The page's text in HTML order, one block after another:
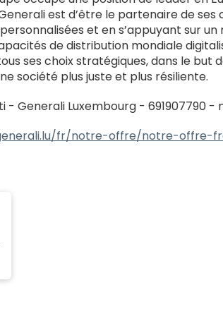
est d’être le partenaire de
et en s’appuyant sur
de distribution mondiale
ses choix stratégiques, dans le
société plus juste et plus résiliente.
- Generali Luxembourg - 691907790 -
fr/notre-offre/notre-offre-